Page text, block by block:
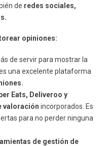
de redes sociales,
opiniones:
de servir para mostrar la
una excelente plataforma
Eats, Deliveroo y
valoraciónincorporados. Es
para no perder ninguna
de gestión de